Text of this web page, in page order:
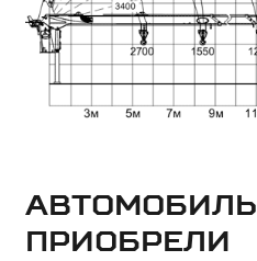
Автомобиль
приобрели